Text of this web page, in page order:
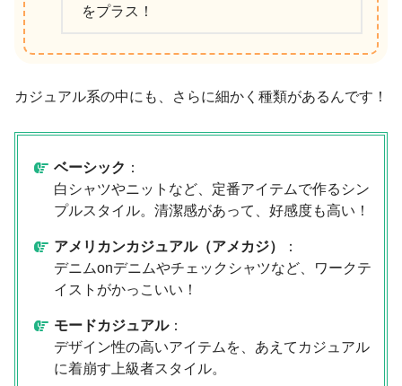
をプラス！
カジュアル系の中にも、さらに細かく種類があるんです！
ベーシック ：
白シャツやニットなど、定番アイテムで作るシン
プルスタイル。清潔感があって、好感度も高い！
アメリカンカジュアル（アメカジ）
：
デニムonデニムやチェックシャツなど、ワークテ
イストがかっこいい！
モードカジュアル：
デザイン性の高いアイテムを、あえてカジュアル
に着崩す上級者スタイル。